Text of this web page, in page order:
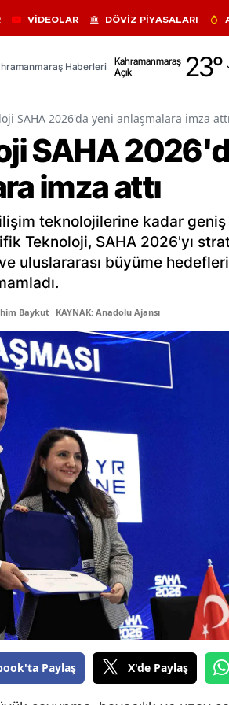
VİDEOLAR DÖVİZ PİYASALARI
Haberleri
Kahramanmaraş
Açık
23°
Adıyaman
Afyonkarahisar
Ağrı
Amasya
Antalya
Artvin
Balıkesir
Bitlis
Bolu
Burdur
Çanakkale
Çankırı
Çorum
Denizli
SAHA 2026'da yeni anlaşmalara imza attı
SAHA
imza attı
teknolojilerine kadar
Teknoloji, SAHA 2026'yı
uluslararası büyüme
Baykut KAYNAK: Anadolu Ajansı
Paylaş X'de Paylaş